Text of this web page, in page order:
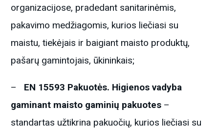
organizacijose, pradedant sanitarinėmis,
pakavimo medžiagomis, kurios liečiasi su
maistu, tiekėjais ir baigiant maisto produktų,
pašarų gamintojais, ūkininkais;
– EN 15593 Pakuotės. Higienos vadyba
gaminant maisto gaminių pakuotes –
standartas užtikrina pakuočių, kurios liečiasi su